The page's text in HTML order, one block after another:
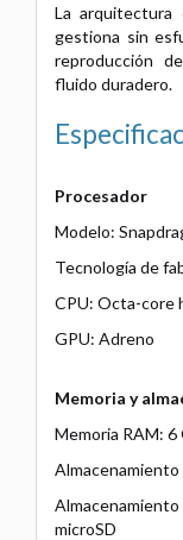
La arquitectura
gestiona sin
reproducción
fluido duradero.
Procesador
Modelo:
Tecnología de
CPU: Octa-core
GPU: Adreno
Memoria y
Memoria RAM: 6
microSD